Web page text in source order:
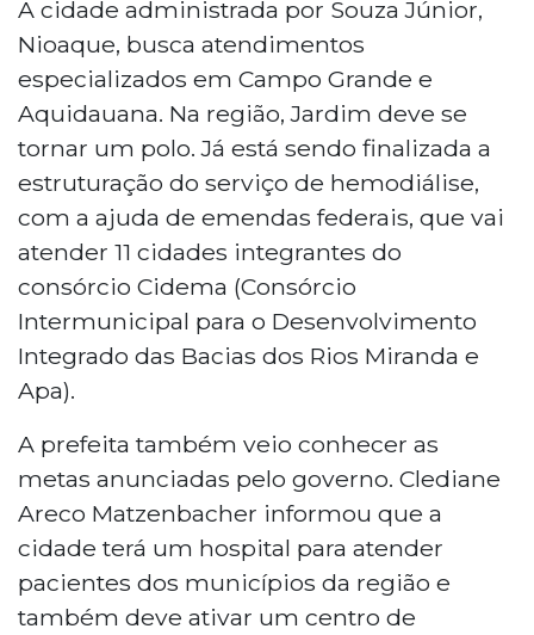
A cidade administrada por Souza Júnior,
Nioaque, busca atendimentos
especializados em Campo Grande e
Aquidauana. Na região, Jardim deve se
tornar um polo. Já está sendo finalizada a
estruturação do serviço de hemodiálise,
com a ajuda de emendas federais, que vai
atender 11 cidades integrantes do
consórcio Cidema (Consórcio
Intermunicipal para o Desenvolvimento
Integrado das Bacias dos Rios Miranda e
Apa).
A prefeita também veio conhecer as
metas anunciadas pelo governo. Clediane
Areco Matzenbacher informou que a
cidade terá um hospital para atender
pacientes dos municípios da região e
também deve ativar um centro de